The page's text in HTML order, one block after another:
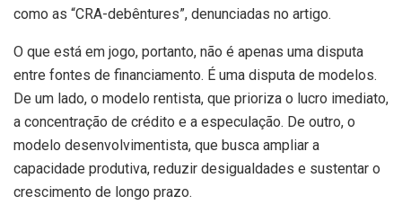
como as “CRA-debêntures”, denunciadas no artigo.
O que está em jogo, portanto, não é apenas uma disputa
entre fontes de financiamento. É uma disputa de modelos.
De um lado, o modelo rentista, que prioriza o lucro imediato,
a concentração de crédito e a especulação. De outro, o
modelo desenvolvimentista, que busca ampliar a
capacidade produtiva, reduzir desigualdades e sustentar o
crescimento de longo prazo.